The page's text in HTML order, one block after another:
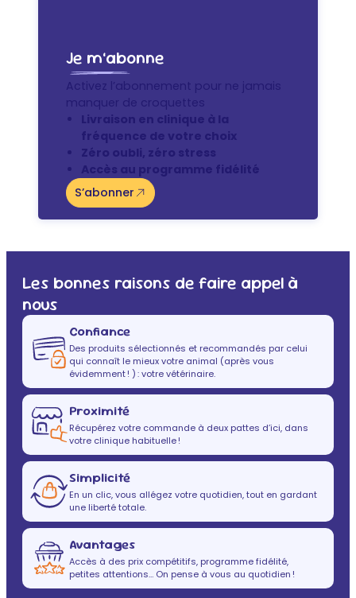
Je m’abonne
Activez l’abonnement pour ne jamais
manquer de croquettes
Livraison en clinique à la
fréquence de votre choix
Zéro oubli, zéro stress
Accès au programme fidélité
S’abonner
Les bonnes raisons de faire appel à
nous
Confiance
Des produits sélectionnés et recommandés par celui
qui connaît le mieux votre animal (après vous
évidemment ! ) : votre vétérinaire.
Proximité
Récupérez votre commande à deux pattes d’ici, dans
votre clinique habituelle !
Simplicité
En un clic, vous allégez votre quotidien, tout en gardant
une liberté totale.
Avantages
Accès à des prix compétitifs, programme fidélité,
petites attentions… On pense à vous au quotidien !